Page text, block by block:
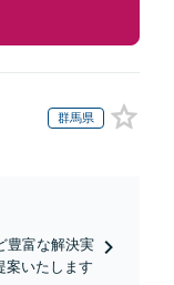
群馬県
豊富な解決実
案いたします